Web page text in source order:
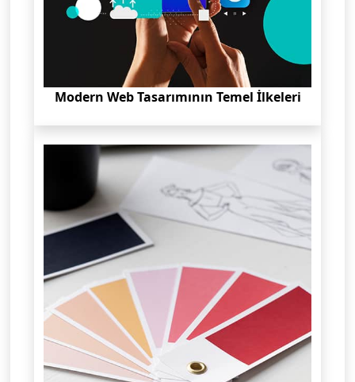
Modern Web Tasarımının Temel İlkeleri